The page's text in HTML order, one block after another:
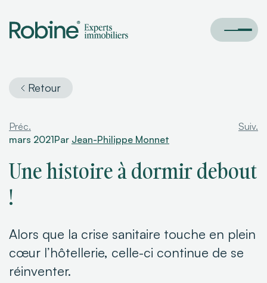
Retour
mars 2021Par Jean-Philippe Monnet
Une histoire à dormir debout
!
Alors que la crise sanitaire touche en plein
cœur l’hôtellerie, celle-ci continue de se
réinventer.
Préc. Suiv.